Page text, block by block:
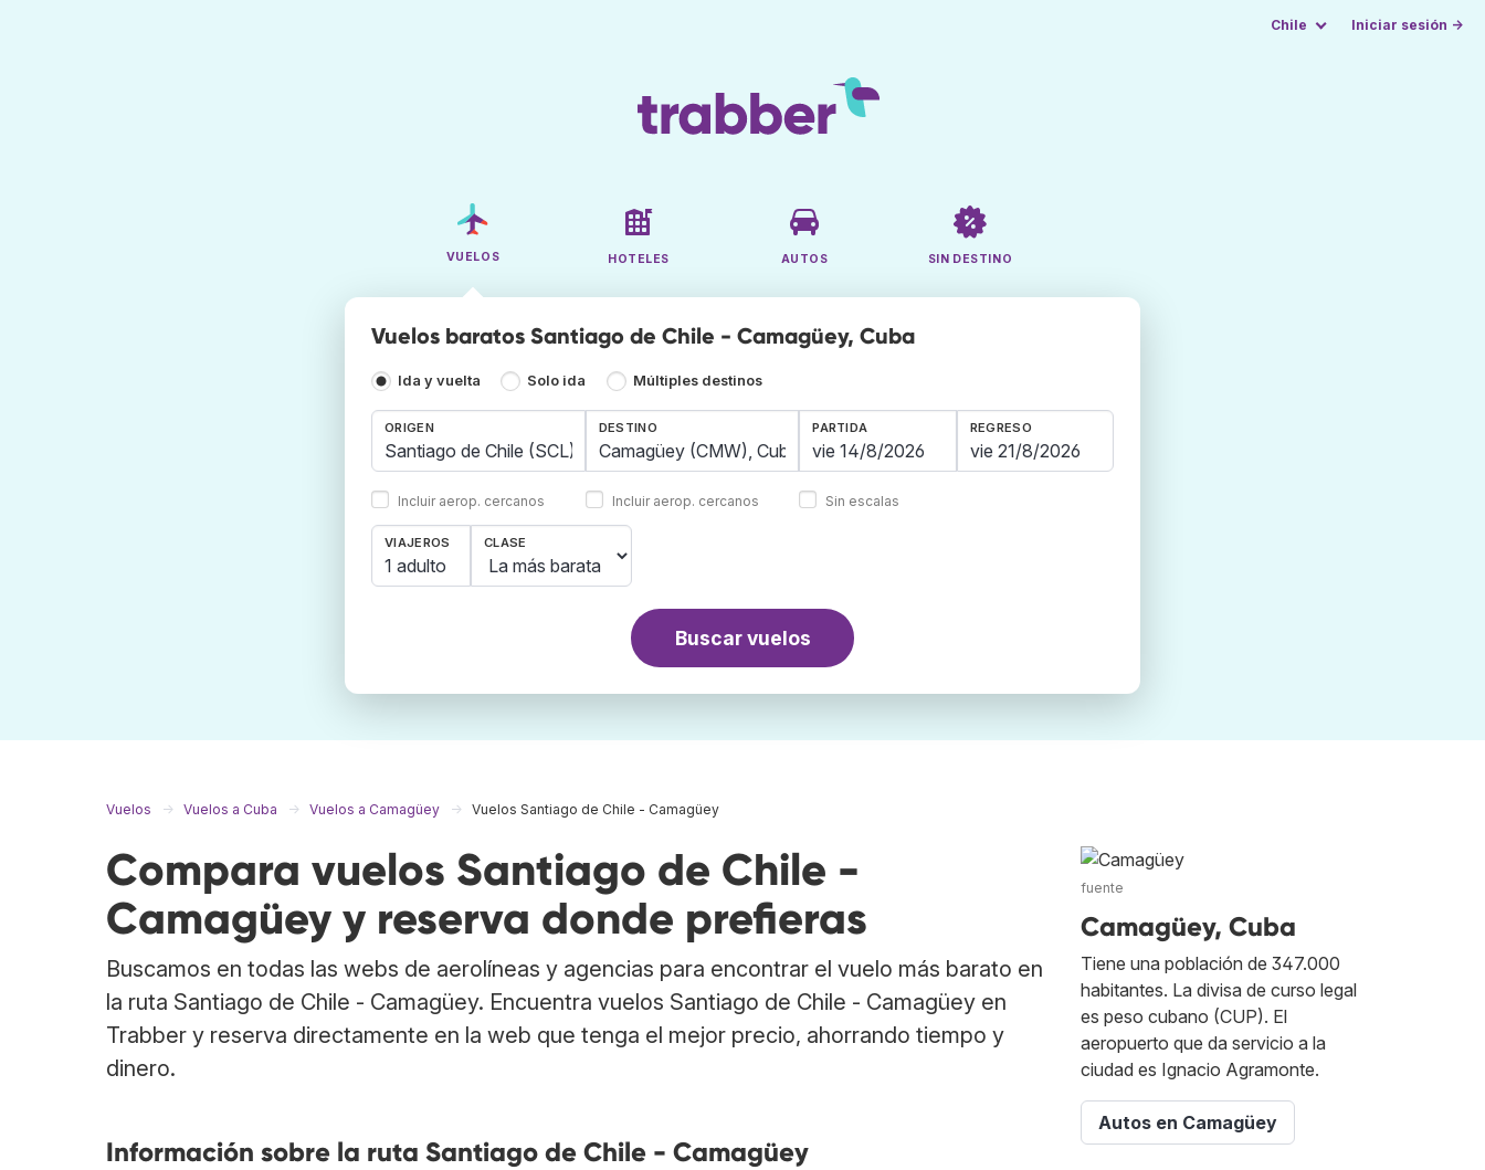
Chile Iniciar sesión →
VUELOS HOTELES AUTOS SIN DESTINO
Vuelos baratos Santiago de Chile - Camagüey, Cuba
Ida y vuelta Solo ida Múltiples destinos
ORIGEN
Incluir aerop. cercanos
DESTINO
Incluir aerop. cercanos
PARTIDA REGRESO
Sin escalas
VIAJEROS
1 adulto
CLASE
Buscar vuelos
Vuelos Vuelos a Cuba Vuelos a Camagüey Vuelos Santiago de Chile - Camagüey
Compara vuelos Santiago de Chile -
Camagüey y reserva donde prefieras
Buscamos en todas las webs de aerolíneas y agencias para encontrar el vuelo más barato en
la ruta Santiago de Chile - Camagüey. Encuentra vuelos Santiago de Chile - Camagüey en
Trabber y reserva directamente en la web que tenga el mejor precio, ahorrando tiempo y
dinero.
Información sobre la ruta Santiago de Chile - Camagüey
fuente
Camagüey, Cuba
Tiene una población de 347.000
habitantes. La divisa de curso legal
es peso cubano (CUP). El
aeropuerto que da servicio a la
ciudad es Ignacio Agramonte.
Autos en Camagüey